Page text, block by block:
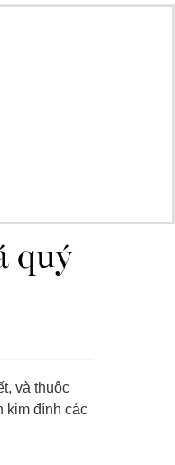
quý
và thuộc
kim đính các